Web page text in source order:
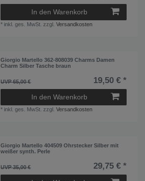
In den Warenkorb
* inkl. ges. MwSt. zzgl.Versandkosten
Giorgio Martello 362-808039 Charms Damen
Charm Silber Tasche braun
UVP 65,00 € 19,50 € *
In den Warenkorb
* inkl. ges. MwSt. zzgl.Versandkosten
Giorgio Martello 404509 Ohrstecker Silber mit
weißer synth. Perle
UVP 35,00 € 29,75 € *